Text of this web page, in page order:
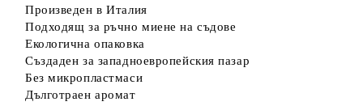
Произведен в Италия
Подходящ за ръчно миене на съдове
Екологична опаковка
Създаден за западноевропейския пазар
Без микропластмаси
Дълготраен аромат